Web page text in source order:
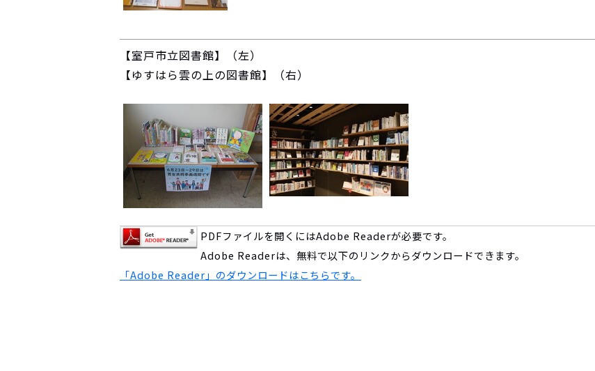
【室戸市立図書館】（左）
【ゆすはら雲の上の図書館】（右）
PDFファイルを開くにはAdobe Readerが必要です。
Adobe Readerは、無料で以下のリンクからダウンロードできます。
「Adobe Reader」のダウンロードはこちらです。